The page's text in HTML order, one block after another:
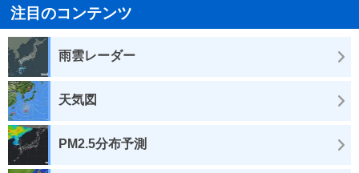
注目のコンテンツ
雨雲レーダー
天気図
PM2.5分布予測